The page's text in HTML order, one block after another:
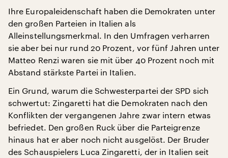
Ihre Europaleidenschaft haben die Demokraten unter
den großen Parteien in Italien als
Alleinstellungsmerkmal. In den Umfragen verharren
sie aber bei nur rund 20 Prozent, vor fünf Jahren unter
Matteo Renzi waren sie mit über 40 Prozent noch mit
Abstand stärkste Partei in Italien.
Ein Grund, warum die Schwesterpartei der SPD sich
schwertut: Zingaretti hat die Demokraten nach den
Konflikten der vergangenen Jahre zwar intern etwas
befriedet. Den großen Ruck über die Parteigrenze
hinaus hat er aber noch nicht ausgelöst. Der Bruder
des Schauspielers Luca Zingaretti, der in Italien seit